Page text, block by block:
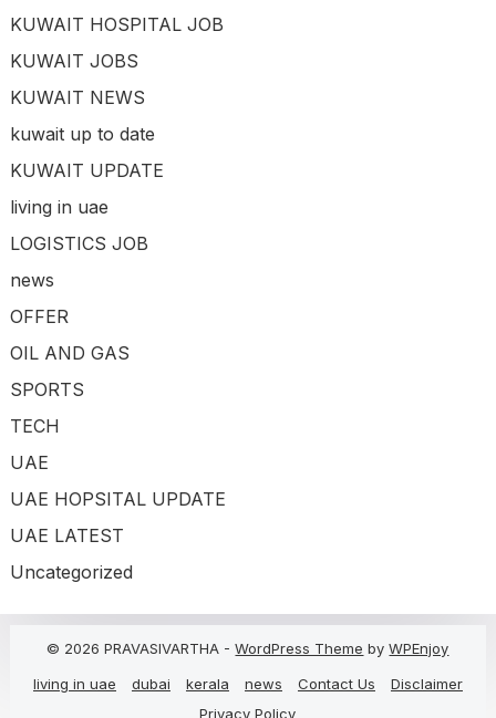
KUWAIT HOSPITAL JOB
KUWAIT JOBS
KUWAIT NEWS
kuwait up to date
KUWAIT UPDATE
living in uae
LOGISTICS JOB
news
OFFER
OIL AND GAS
SPORTS
TECH
UAE
UAE HOPSITAL UPDATE
UAE LATEST
Uncategorized
© 2026 PRAVASIVARTHA -WordPress Theme byWPEnjoy
living in uae
dubai kerala news Contact Us
Disclaimer
Privacy Policy